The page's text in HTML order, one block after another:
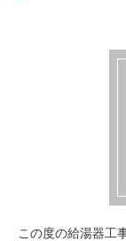
この度の給湯器工